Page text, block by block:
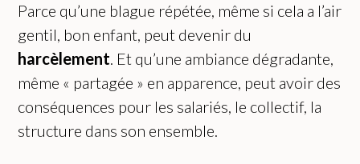
Parce qu’une blague répétée, même si cela a l’air
gentil, bon enfant, peut devenir du
harcèlement. Et qu’une ambiance dégradante,
même « partagée » en apparence, peut avoir des
conséquences pour les salariés, le collectif, la
structure dans son ensemble.